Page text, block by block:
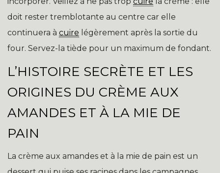
doit rester tremblotante au centre car elle
continuera à cuire légèrement après la sortie du
four. Servez-la tiède pour un maximum de fondant.
L’HISTOIRE SECRÈTE ET LES
ORIGINES DU CRÈME AUX
AMANDES ET À LA MIE DE
PAIN
La crème aux amandes et à la mie de pain est un